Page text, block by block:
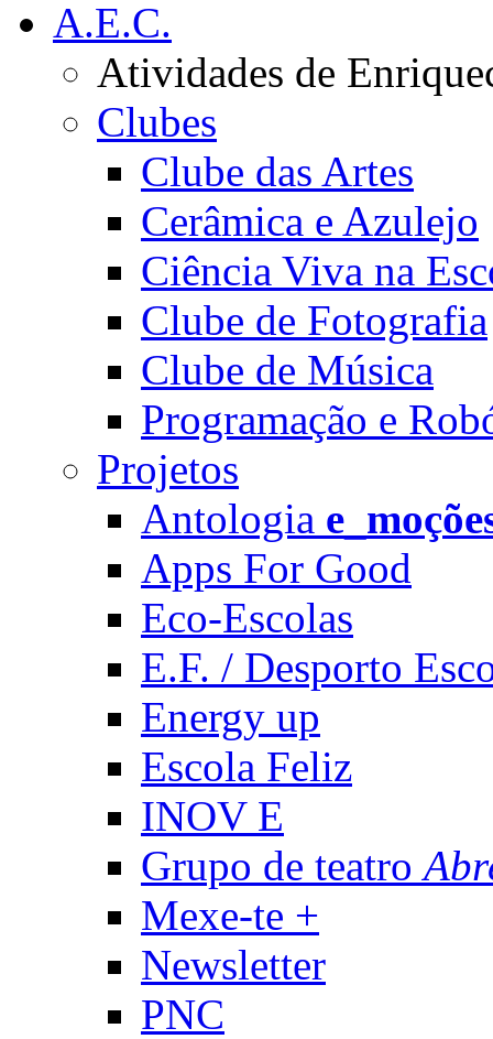
A.E.C.
Atividades de
Clubes
Clube das Artes
Cerâmica e Azulejo
Ciência Viva na
Clube de Fotografia
Clube de Música
Programação e
Projetos
Antologia
Apps For Good
Eco-Escolas
E.F. / Desporto
Energy up
Escola Feliz
INOV E
Grupo de teatro
Mexe-te +
Newsletter
PNC